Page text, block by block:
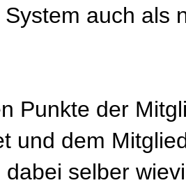
auch als
Punkte der
und dem
selber